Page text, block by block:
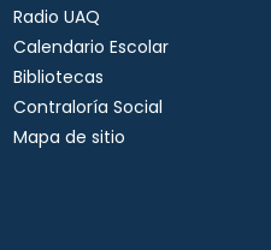
Radio UAQ
Calendario Escolar
Bibliotecas
Contraloría Social
Mapa de sitio